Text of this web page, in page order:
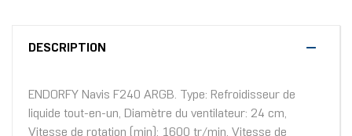
DESCRIPTION
ENDORFY Navis F240 ARGB. Type: Refroidisseur de
liquide tout-en-un, Diamètre du ventilateur: 24 cm,
Vitesse de rotation (min): 1600 tr/min, Vitesse de